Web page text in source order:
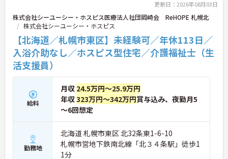
時間連携の訪問診療医もいるため、医療依存度の高
い方へのケアもチームで安心して取り組める環境で
す。
★おすすめPOINT★
【無理なくステップアップできる業務内容】
・実務未経験からでも挑戦可能です
・入浴介助なし、まずは生活支援や看護師のサポー
トからスタートできます
・資格取得支援制度を活用し、将来的に訪問介護員
を目指せる環境です
【手厚い待遇と働きやすさの両立】
・残業は全社平均残業月5時間程度と少なくプライ
ベートの時間を確保できます
・3日以上の連続休暇取得で支援金が支給される独
自の制度があります
・夏季・冬季の特別休暇があり年間休日は113日し
更新日：2026年08月03日
株式会社シーユーシー・ホスピス医療法人社団岡崎会 ReHOPE 札幌北
株式会社シーユーシー・ホスピス
【北海道／札幌市東区】未経験可／年休113日／
入浴介助なし／ホスピス型住宅／介護福祉士（生
活支援員）
給料
月収 24.5万円～25.9万円
年収323万円～342万円賞与込み、夜勤月5
～6回想定
勤務地
北海道 札幌市東区 北32条東1-6-10
札幌市営地下鉄南北線「北３４条駅」徒歩1
1分